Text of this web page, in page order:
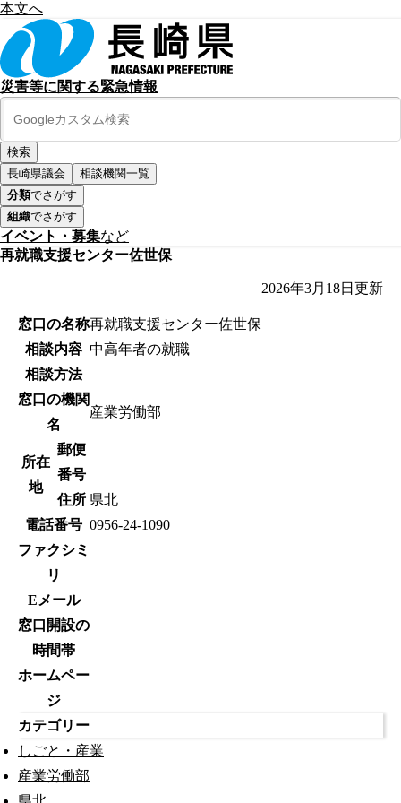
本文へ
災害等に関する緊急情報
長崎県議会
相談機関一覧
分類でさがす
組織でさがす
イベント・募集など
再就職支援センター佐世保
2026年3月18日 更新
窓口の名称再就職支援センター佐世保
相談内容 中高年者の就職
相談方法
窓口の機関
名
産業労働部
所在
地
郵便
番号
住所 県北
電話番号 0956-24-1090
ファクシミ
リ
Eメール
窓口開設の
時間帯
ホームペー
ジ
カテゴリー
しごと・産業
産業労働部